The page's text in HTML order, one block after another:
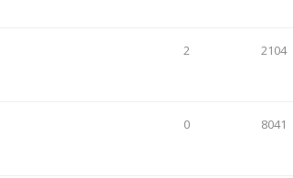
2 2104
0 8041